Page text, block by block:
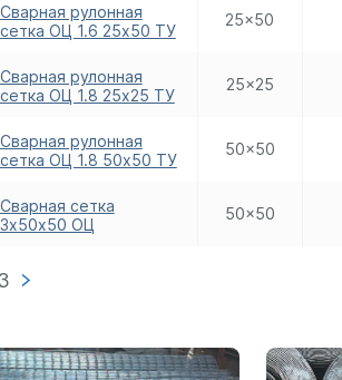
Сварная рулонная
сетка ОЦ 1.6 25х50 ТУ
25x50
Сварная рулонная
сетка ОЦ 1.8 25х25 ТУ
25x25
Сварная рулонная
сетка ОЦ 1.8 50х50 ТУ
50x50
Сварная сетка
3х50х50 ОЦ
50x50